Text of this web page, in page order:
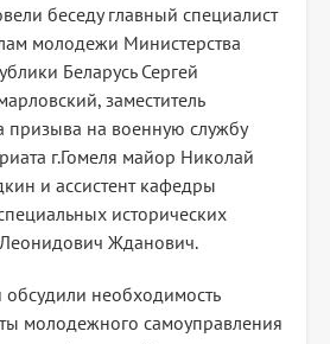
беседу главный специалист
молодежи Министерства
Беларусь Сергей
заместитель
призыва на военную службу
г.Гомеля майор Николай
и ассистент кафедры
исторических
Жданович.
обсудили необходимость
молодежного самоуправления